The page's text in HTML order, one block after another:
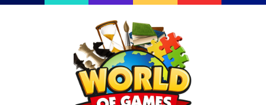
Επιτραπέζια
Παζλ